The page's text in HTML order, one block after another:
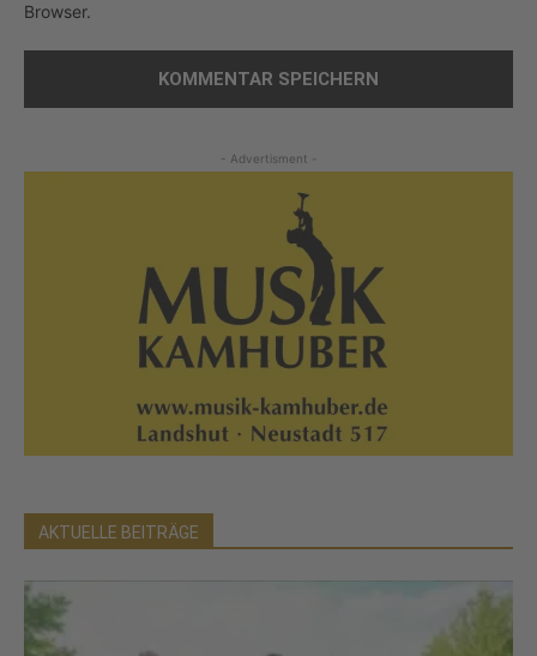
Browser.
- Advertisment -
AKTUELLE BEITRÄGE